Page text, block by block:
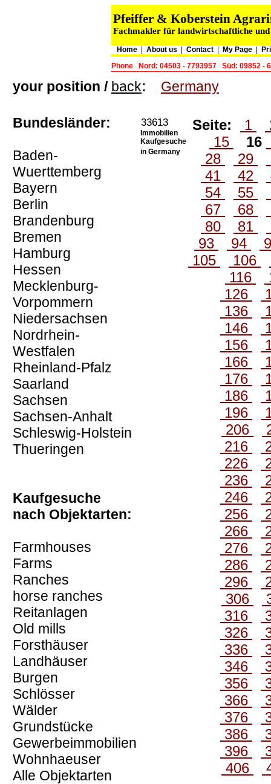
Pfeiffer & Koberstein
Fachmakler für landwirtschaftliche und
Home About us Contact My Page
Phone
Nord: 04503 - 7793957 Süd: 09852 -
your position / back: Germany
Bundesländer:
Baden-
Wuerttemberg
Bayern
Berlin
Brandenburg
Bremen
Hamburg
Hessen
Mecklenburg-
Vorpommern
Niedersachsen
Nordrhein-
Westfalen
Rheinland-Pfalz
Saarland
Sachsen
Sachsen-Anhalt
Schleswig-Holstein
Thueringen
Kaufgesuche
nach Objektarten:
Farmhouses
Farms
Ranches
horse ranches
Reitanlagen
Old mills
Forsthäuser
Landhäuser
Burgen
Schlösser
Wälder
Grundstücke
Gewerbeimmobilien
Wohnhaeuser
Alle Objektarten
33613
Immobilien
Kaufgesuche
in Germany
Seite: 1
15
16
28
29
41
42
54
55
67
68
80
81
93
94
105
106
116
126
136
146
156
166
176
186
196
206
216
226
236
246
256
266
276
286
296
306
316
326
336
346
356
366
376
386
396
406